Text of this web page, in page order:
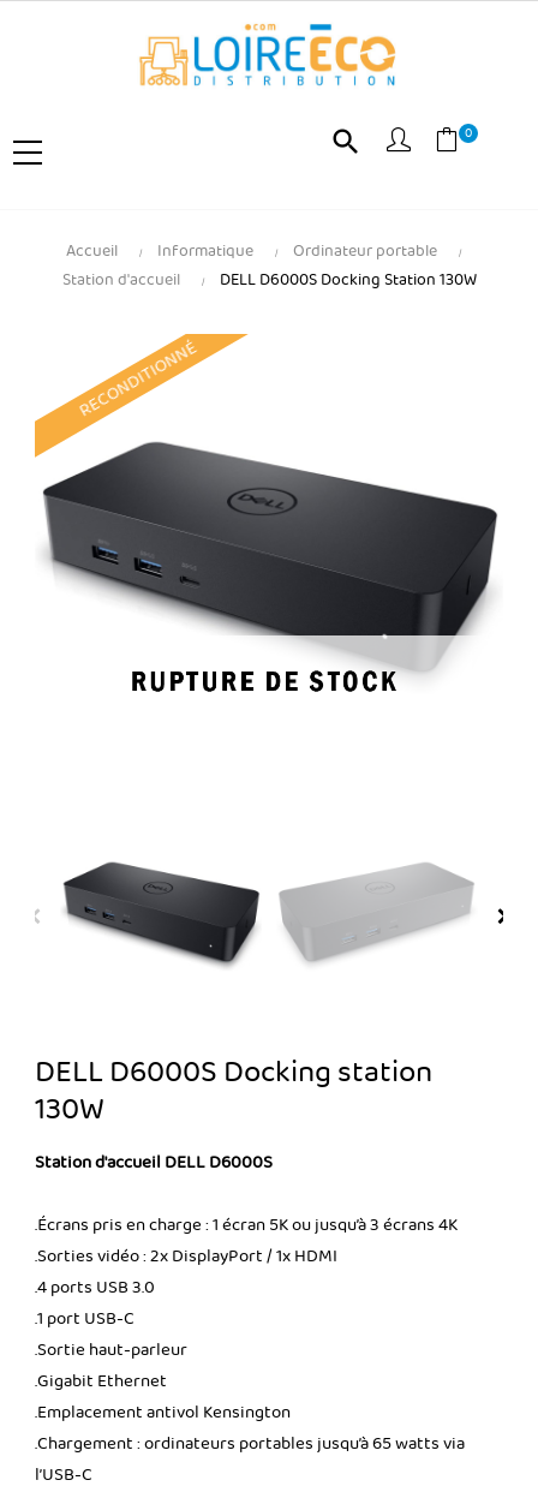
search 0
Accueil Informatique
Ordinateur portable
Station d'accueil
DELL D6000S Docking Station 130W
RECONDITIONNÉ
DELL D6000S Docking station
130W
Station d'accueil DELL D6000S
.Écrans pris en charge : 1 écran 5K ou jusqu’à 3 écrans 4K
.Sorties vidéo : 2x DisplayPort / 1x HDMI
.4 ports USB 3.0
.1 port USB-C
.Sortie haut-parleur
.Gigabit Ethernet
.Emplacement antivol Kensington
.Chargement : ordinateurs portables jusqu’à 65 watts via
l’USB-C